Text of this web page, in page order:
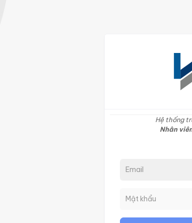
Hệ thống
Nhân